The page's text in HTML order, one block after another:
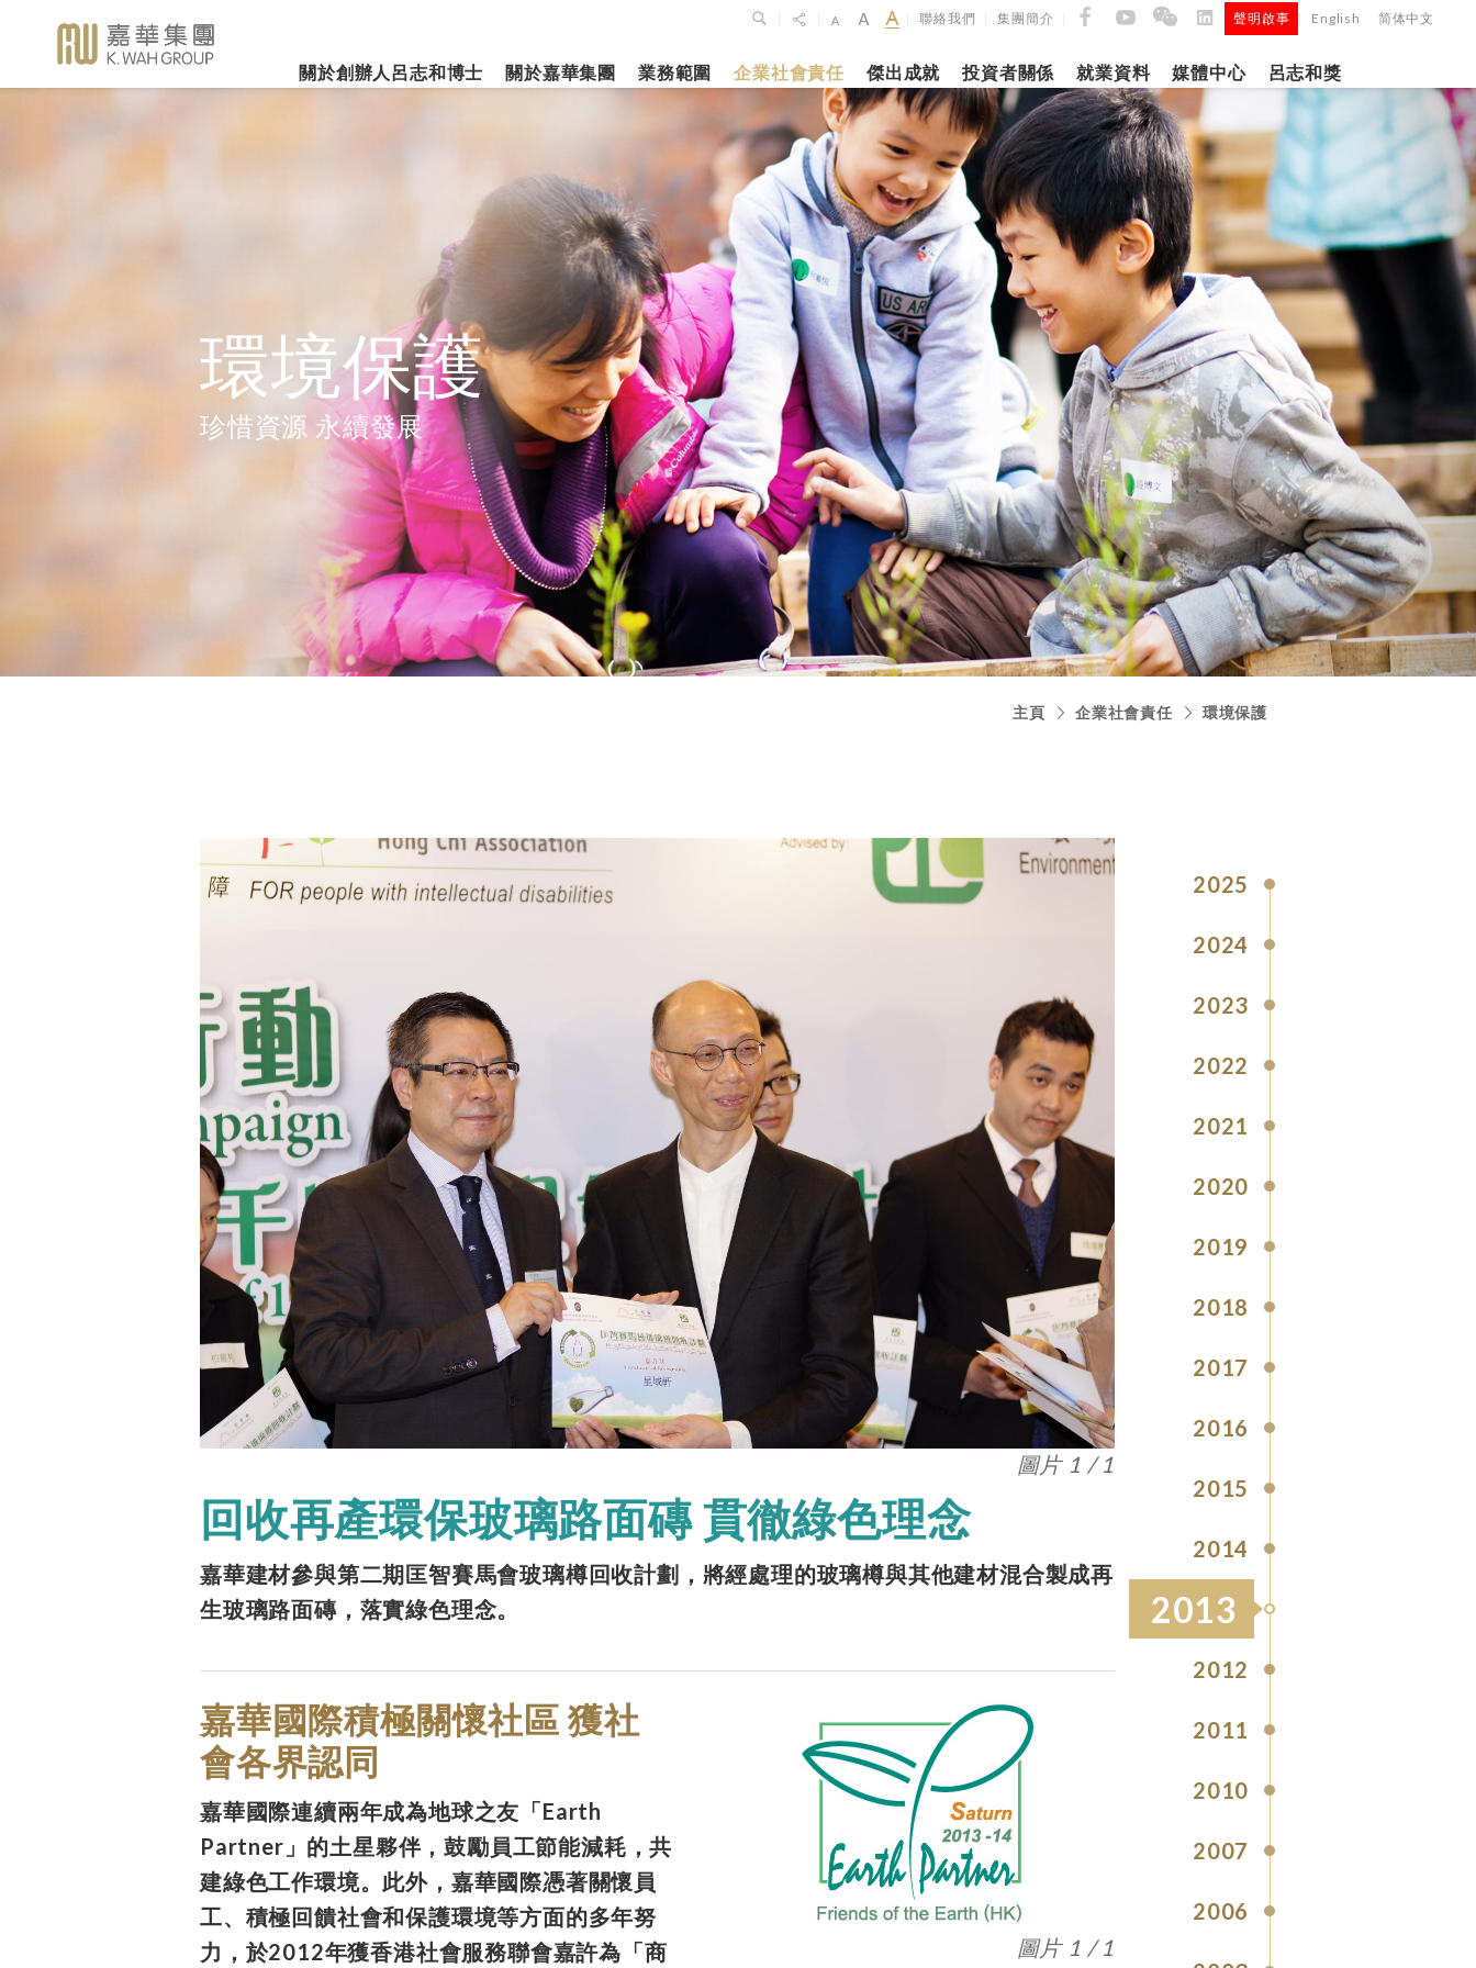
聯絡我們 集團簡介 聲明啟事 English 简体中文
關於創辦人呂志和博士 關於嘉華集團 業務範圍
業務概覽
房地產 娛樂休閒 酒店 建築材料
企業社會責任
企業社會責任
關懷員工
環境、社會及管治報告
新聞焦點
2023年10月19日
上海交通大學「呂
志和科學園」正式
揭幕
更多內容
傑出成就 投資者關係 就業資料 媒體中心
影片庫
圖片庫
媒體查詢
2026年3月27日
嘉華國際公佈2025年全年
業績業務維持平穩發展
更多內容
2026年2月26日
銀娛公佈2025年第四季度
及全年業績
更多內容
呂志和獎
環境保護
珍惜資源 永續發展
主頁 企業社會責任 環境保護
2025
2024
2023
2022
2021
2020
2019
2018
2017
2016
2015
2014
2013
2012
2011
2010
2007
2006
圖片 1 / 1
回收再產環保玻璃路面磚 貫徹綠色理念
嘉華建材參與第二期匡智賽馬會玻璃樽回收計劃，將經處理的玻璃樽與其他建材混合製成再
生玻璃路面磚，落實綠色理念。
圖片 1 / 1
嘉華國際積極關懷社區 獲社
會各界認同
嘉華國際連續兩年成為地球之友「Earth
Partner」的土星夥伴，鼓勵員工節能減耗，共
建綠色工作環境。此外，嘉華國際憑著關懷員
工、積極回饋社會和保護環境等方面的多年努
力，於2012年獲香港社會服務聯會嘉許為「商